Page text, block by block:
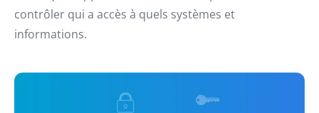
contrôler qui a accès à quels systèmes et
informations.